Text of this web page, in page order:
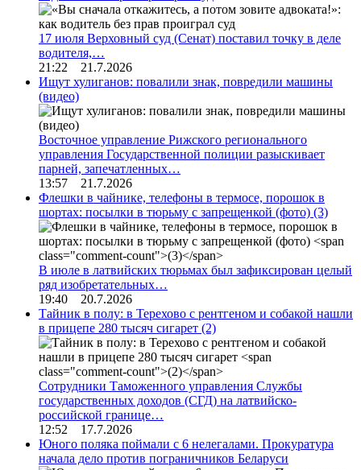
17 июля Верховный суд (Сенат) поставил точку в деле
водителя,…
21:22 21.7.2026
Ищут хулиганов: повалили знак, повредили машины
(видео)
Восточное управление Рижского регионального
управления Государственной полиции разыскивает
парней, запечатленных…
13:57 21.7.2026
Флешки в чайнике, телефоны в термосе, порошок в
шортах: посылки в тюрьму с запрещенкой (фото) (3)
В июле в латвийских тюрьмах был зафиксирован целый
ряд изобретательных…
19:40 20.7.2026
Тайник в полу: в Терехово с рентгеном и собакой нашли
в прицепе 280 тысяч сигарет (2)
Сотрудники Таможенного управления Службы
государственных доходов (СГД) на латвийско-
российской границе…
12:52 17.7.2026
Юного поляка поймали с 6 нелегалами. Прокуратура
начала дело против пограничников Беларуси